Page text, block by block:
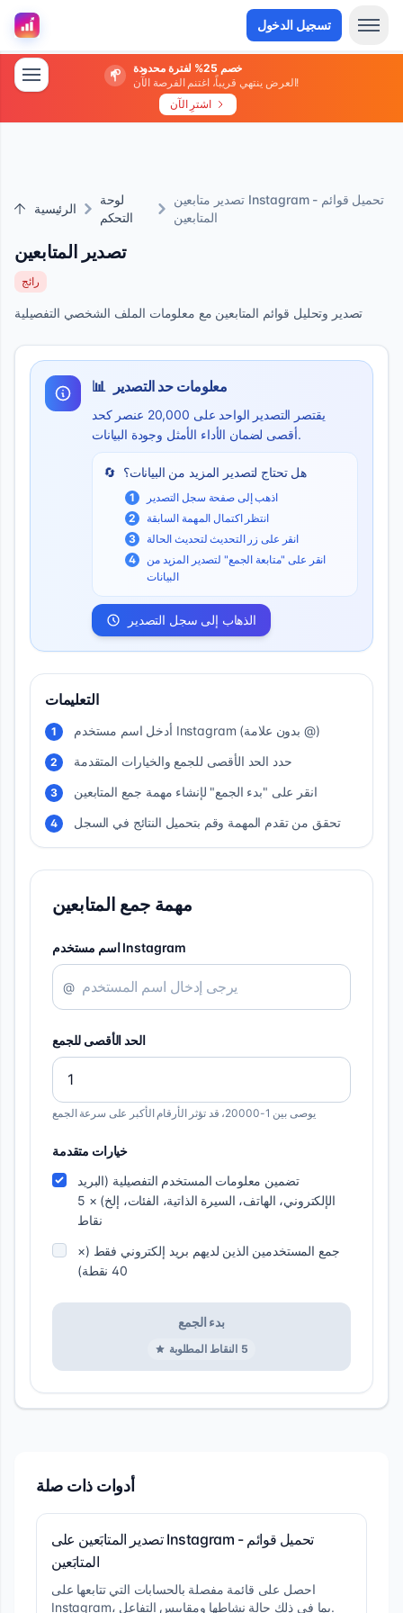
تسجيل الدخول
خصم 25% لفترة محدودة
العرض ينتهي قريباً، اغتنم الفرصة الآن!
اشترِ الآن
الرئيسية
لوحة
التحكم
تصدير متابعين Instagram - تحميل قوائم
المتابعين
تصدير المتابعين
رائج
تصدير وتحليل قوائم المتابعين مع معلومات الملف الشخصي التفصيلية
📊 معلومات حد التصدير
يقتصر التصدير الواحد على 20,000 عنصر كحد
أقصى لضمان الأداء الأمثل وجودة البيانات.
🔄 هل تحتاج لتصدير المزيد من البيانات؟
1
اذهب إلى صفحة سجل التصدير
2
انتظر اكتمال المهمة السابقة
3
انقر على زر التحديث لتحديث الحالة
4
انقر على "متابعة الجمع" لتصدير المزيد من
البيانات
الذهاب إلى سجل التصدير
التعليمات
1 أدخل اسم مستخدم Instagram (بدون علامة @)
2 حدد الحد الأقصى للجمع والخيارات المتقدمة
3 انقر على "بدء الجمع" لإنشاء مهمة جمع المتابعين
4 تحقق من تقدم المهمة وقم بتحميل النتائج في السجل
مهمة جمع المتابعين
اسم مستخدم Instagram
@
الحد الأقصى للجمع
يوصى بين 1-20000، قد تؤثر الأرقام الأكبر على سرعة الجمع
خيارات متقدمة
تضمين معلومات المستخدم التفصيلية (البريد
الإلكتروني، الهاتف، السيرة الذاتية، الفئات، إلخ) × 5
نقاط
جمع المستخدمين الذين لديهم بريد إلكتروني فقط (×
40 نقطة)
بدء الجمع
النقاط المطلوبة 5
أدوات ذات صلة
تصدير المتابَعين على Instagram - تحميل قوائم
المتابَعين
احصل على قائمة مفصلة بالحسابات التي تتابعها على
Instagram، بما في ذلك حالة نشاطها ومقاييس التفاعل.